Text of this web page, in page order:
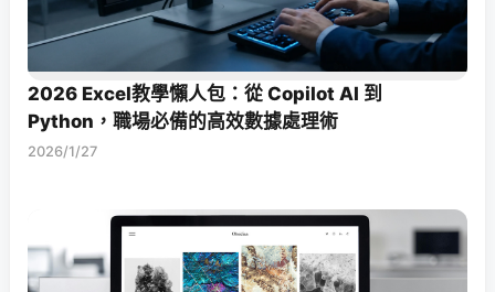
2026 Excel教學懶人包：從 Copilot AI 到
Python，職場必備的高效數據處理術
2026/1/27